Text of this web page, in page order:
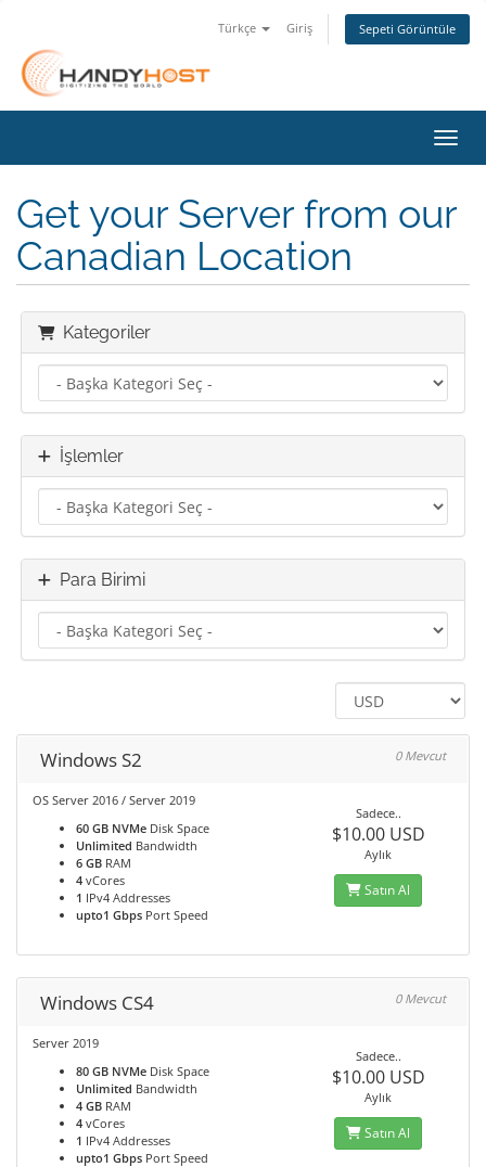
Türkçe Giriş Sepeti Görüntüle
Get your Server from our
Canadian Location
Kategoriler
İşlemler
Para Birimi
Windows S2 0 Mevcut
OS Server 2016 / Server 2019
60 GB NVMe Disk Space
Unlimited Bandwidth
6 GB RAM
4 vCores
1 IPv4 Addresses
upto1 Gbps Port Speed
Sadece..
$10.00 USD
Aylık
Satın Al
Windows CS4 0 Mevcut
Server 2019
80 GB NVMe Disk Space
Unlimited Bandwidth
4 GB RAM
4 vCores
1 IPv4 Addresses
upto1 Gbps Port Speed
Sadece..
$10.00 USD
Aylık
Satın Al